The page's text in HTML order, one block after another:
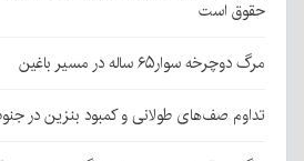
حقوق است
مرگ دوچرخه سوار۶۵ ساله در مسیر باغین
تداوم صف‌های طولانی و کمبود بنزین در